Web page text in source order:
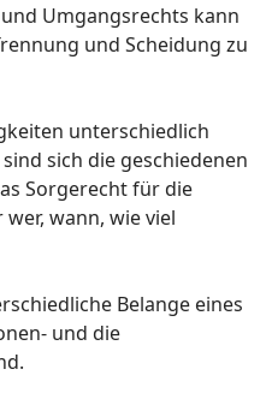
Umgangsrechts kann
und Scheidung zu
unterschiedlich
sich die geschiedenen
Sorgerecht für die
wann, wie viel
Belange eines
und die